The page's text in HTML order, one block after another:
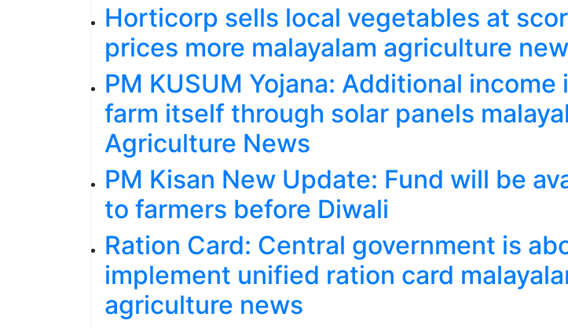
Horticorp sells local vegetables at
prices more malayalam agriculture
PM KUSUM Yojana: Additional income
farm itself through solar panels
Agriculture News
PM Kisan New Update: Fund will be
to farmers before Diwali
Ration Card: Central government is
implement unified ration card
agriculture news